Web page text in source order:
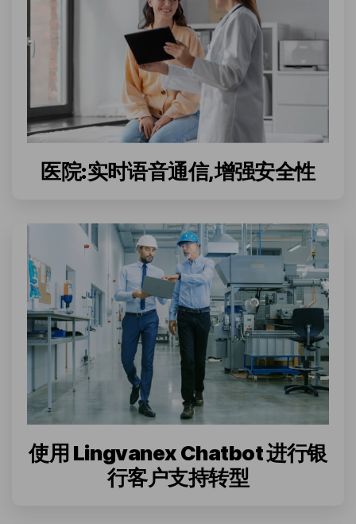
医院:实时语音通信,增强安全性
使用 Lingvanex Chatbot 进行银
行客户支持转型